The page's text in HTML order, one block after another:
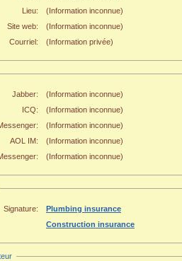
Lieu:
(Information inconnue)
Site web:
(Information inconnue)
Courriel:
(Information privée)
Jabber:
(Information inconnue)
ICQ:
(Information inconnue)
(Information inconnue)
AOL IM:
(Information inconnue)
(Information inconnue)
Signature:
Plumbing insurance
Construction insurance